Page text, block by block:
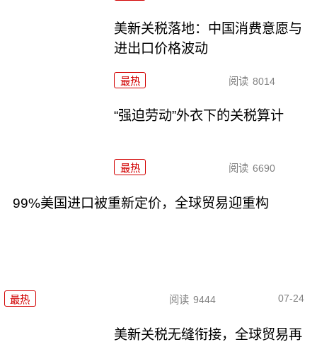
美新关税落地：中国消费意愿与
进出口价格波动
最热 阅读 8014
“强迫劳动”外衣下的关税算计
最热 阅读 6690
99%美国进口被重新定价，全球贸易迎重构
最热 阅读 9444 07-24
美新关税无缝衔接，全球贸易再